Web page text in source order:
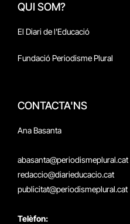
QUI SOM?
El Diari de l'Educació
Fundació Periodisme Plural
CONTACTA'NS
Ana Basanta
abasanta@periodismeplural.cat
redaccio@diarieducacio.cat
publicitat@periodismeplural.cat
Telèfon: